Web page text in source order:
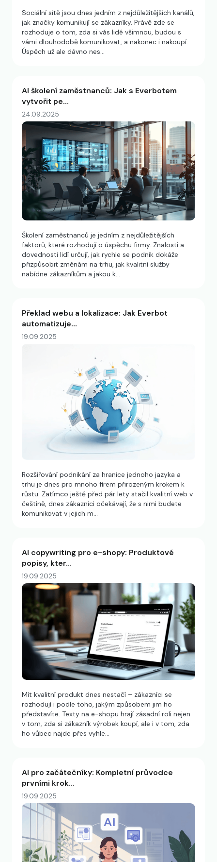
Sociální sítě jsou dnes jedním z nejdůležitějších kanálů,
jak značky komunikují se zákazníky. Právě zde se
rozhoduje o tom, zda si vás lidé všimnou, budou s
vámi dlouhodobě komunikovat, a nakonec i nakoupí.
Úspěch už ale dávno nes…
AI školení zaměstnanců: Jak s Everbotem
vytvořit pe…
24.09.2025
Školení zaměstnanců je jedním z nejdůležitějších
faktorů, které rozhodují o úspěchu firmy. Znalosti a
dovednosti lidí určují, jak rychle se podnik dokáže
přizpůsobit změnám na trhu, jak kvalitní služby
nabídne zákazníkům a jakou k…
Překlad webu a lokalizace: Jak Everbot
automatizuje…
19.09.2025
Rozšiřování podnikání za hranice jednoho jazyka a
trhu je dnes pro mnoho firem přirozeným krokem k
růstu. Zatímco ještě před pár lety stačil kvalitní web v
češtině, dnes zákazníci očekávají, že s nimi budete
komunikovat v jejich m…
AI copywriting pro e-shopy: Produktové
popisy, kter…
19.09.2025
Mít kvalitní produkt dnes nestačí – zákazníci se
rozhodují i podle toho, jakým způsobem jim ho
představíte. Texty na e-shopu hrají zásadní roli nejen
v tom, zda si zákazník výrobek koupí, ale i v tom, zda
ho vůbec najde přes vyhle…
AI pro začátečníky: Kompletní průvodce
prvními krok…
19.09.2025